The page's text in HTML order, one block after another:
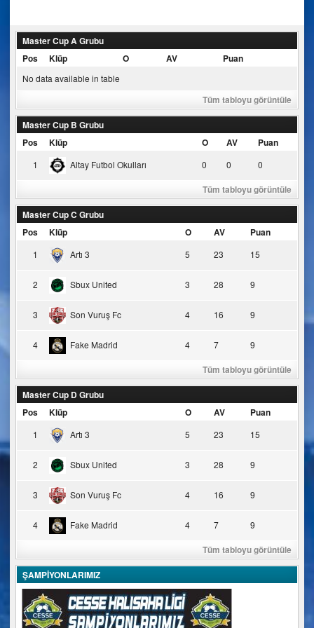
Master Cup A Grubu
Pos
Klüp O AV Puan
No data available in table
Tüm tabloyu görüntüle
Master Cup B Grubu
Pos
Klüp O AV Puan
1 Altay Futbol Okulları 0 0 0
Tüm tabloyu görüntüle
Master Cup C Grubu
Pos
Klüp O AV Puan
1 Artı 3 5 23 15
2 Sbux United 3 28 9
3 Son Vuruş Fc 4 16 9
4 Fake Madrid 4 7 9
Tüm tabloyu görüntüle
Master Cup D Grubu
Pos
Klüp O AV Puan
1 Artı 3 5 23 15
2 Sbux United 3 28 9
3 Son Vuruş Fc 4 16 9
4 Fake Madrid 4 7 9
Tüm tabloyu görüntüle
ŞAMPİYONLARIMIZ